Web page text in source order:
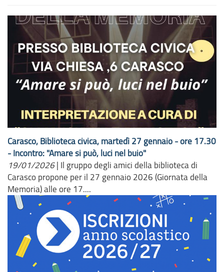
Carasco, Biblioteca civica, martedì 27 gennaio - ore 17.30
- Incontro: "Amare si può, luci nel buio"
19/01/2026 | Il gruppo degli amici della biblioteca di
Carasco propone per il 27 gennaio 2026 (Giornata della
Memoria) alle ore 17....